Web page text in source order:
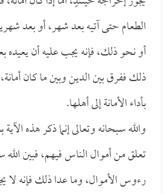
الطعام حتى آتيه بعد شهر، أو بعد
أو نحو ذلك، فإنه يجب عليه أن يعيده
ذلك ففرق بين الدين وبين ما كان
بأداء الأمانة إلى أهلها.
والله سبحانه وتعالى إنما ذكر هذه
تعلق من أموال الناس فيهم، فبين الله
رءوس الأموال، وما عدا ذلك فإنه لا